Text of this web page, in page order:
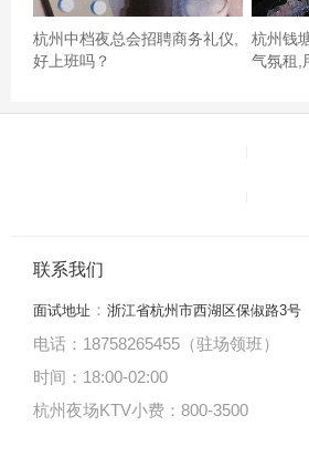
杭州中档夜总会招聘商务礼仪,
好上班吗？
杭州钱
气氛租,
联系我们
面试地址 ： 浙江省杭州市西湖区保俶路3号
电话：18758265455（驻场领班）
时间：18:00-02:00
杭州夜场KTV小费：800-3500